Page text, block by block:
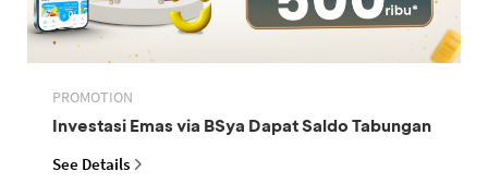
PROMOTION
Investasi Emas via BSya Dapat Saldo Tabungan
See Details